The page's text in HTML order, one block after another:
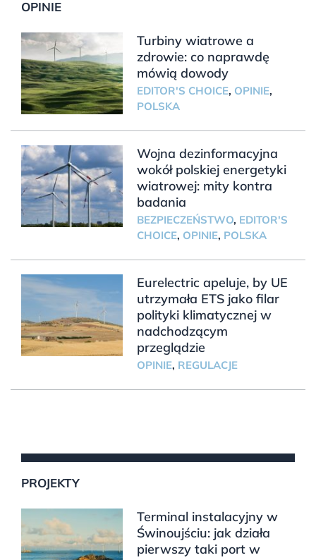
OPINIE
Turbiny wiatrowe a
zdrowie: co naprawdę
mówią dowody
EDITOR'S CHOICE, OPINIE,
POLSKA
Wojna dezinformacyjna
wokół polskiej energetyki
wiatrowej: mity kontra
badania
BEZPIECZEŃSTWO, EDITOR'S
CHOICE, OPINIE, POLSKA
Eurelectric apeluje, by UE
utrzymała ETS jako filar
polityki klimatycznej w
nadchodzącym
przeglądzie
OPINIE, REGULACJE
PROJEKTY
Terminal instalacyjny w
Świnoujściu: jak działa
pierwszy taki port w